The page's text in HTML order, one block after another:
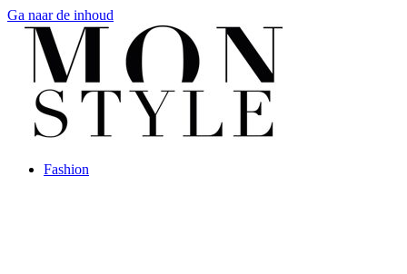
Ga naar de inhoud
Fashion